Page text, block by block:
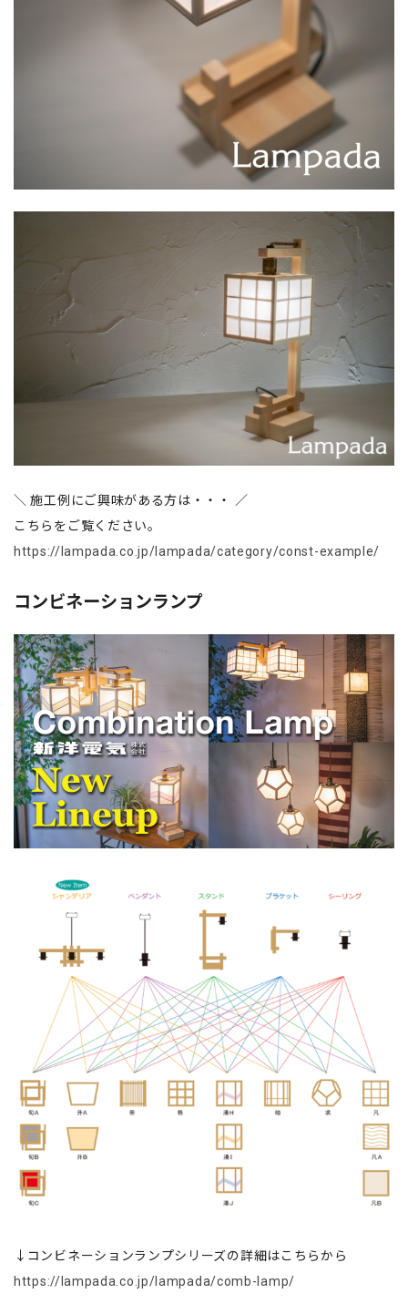
＼ 施工例にご興味がある方は・・・ ／
こちらをご覧ください。
https://lampada.co.jp/lampada/category/const-example/
コンビネーションランプ
↓コンビネーションランプシリーズの詳細はこちらから
https://lampada.co.jp/lampada/comb-lamp/